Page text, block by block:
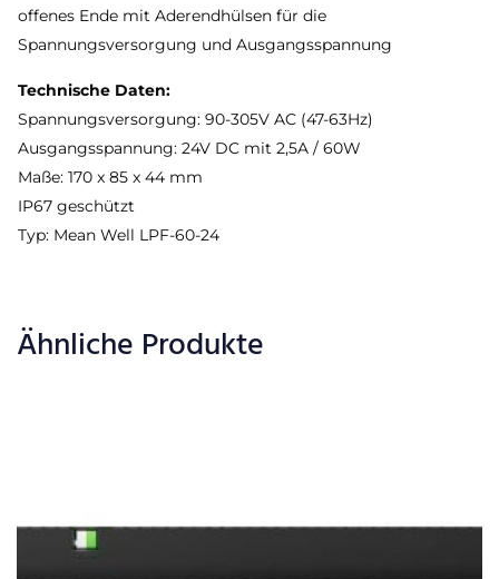
offenes Ende mit Aderendhülsen für die
Spannungsversorgung und Ausgangsspannung
Technische Daten:
Spannungsversorgung: 90-305V AC (47-63Hz)
Ausgangsspannung: 24V DC mit 2,5A / 60W
Maße: 170 x 85 x 44 mm
IP67 geschützt
Typ: Mean Well LPF-60-24
Ähnliche Produkte